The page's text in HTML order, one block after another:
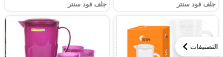
التصنيفات
جلف فود سنتر جلف فود سنتر